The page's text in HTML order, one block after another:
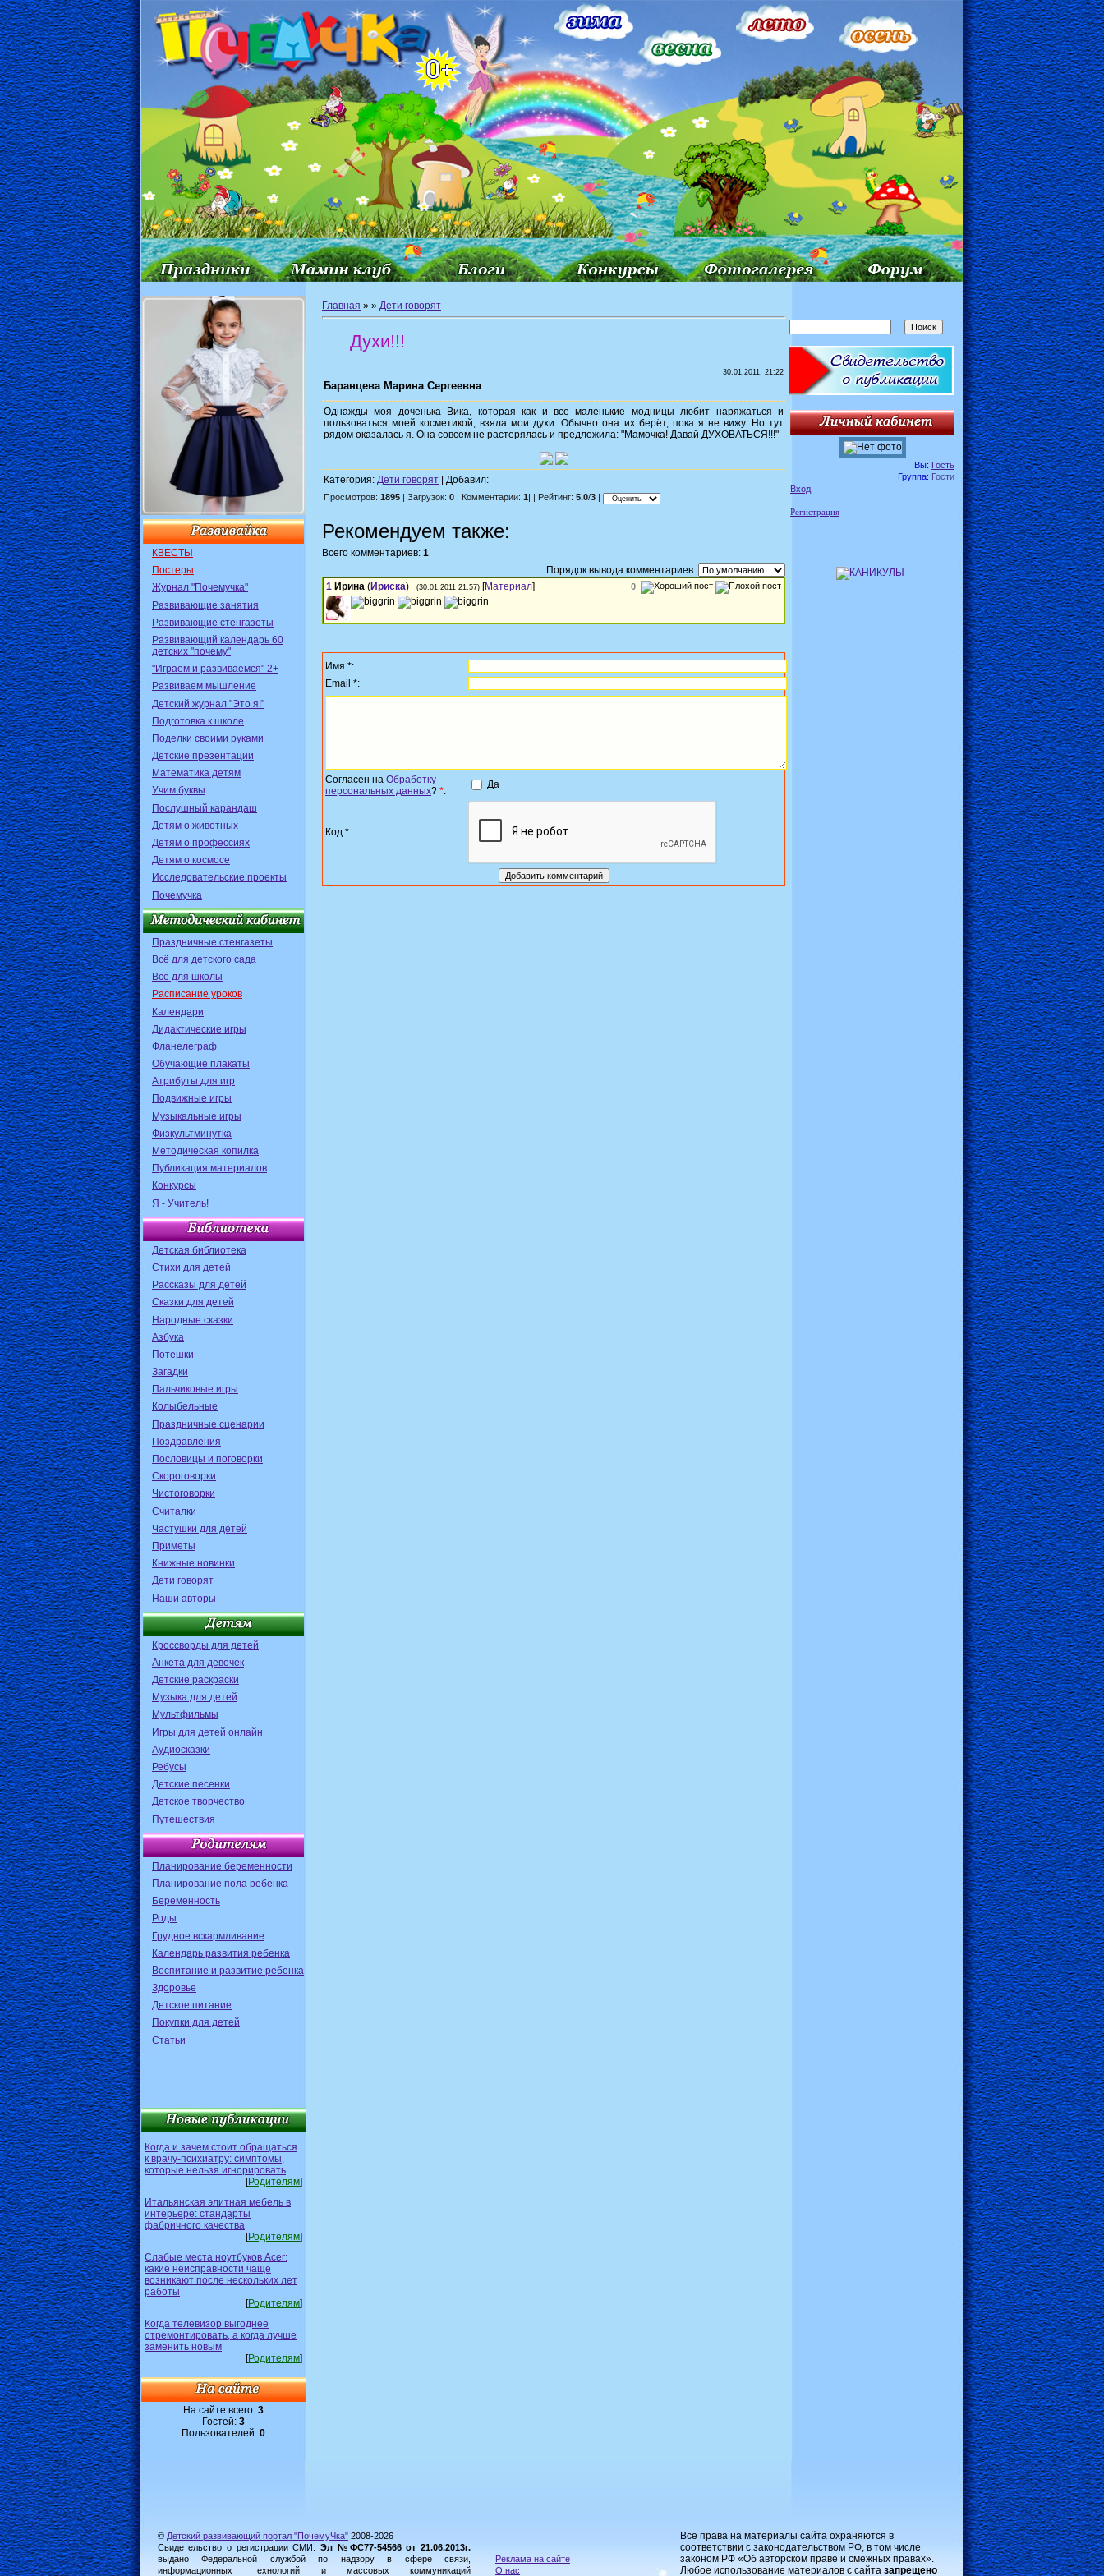
КВЕСТЫ
Постеры
Журнал "Почемучка"
Развивающие занятия
Развивающие стенгазеты
Развивающий календарь 60
детских "почему"
"Играем и развиваемся" 2+
Развиваем мышление
Детский журнал "Это я!"
Подготовка к школе
Поделки своими руками
Детские презентации
Математика детям
Учим буквы
Послушный карандаш
Детям о животных
Детям о профессиях
Детям о космосе
Исследовательские проекты
Почемучка
Праздничные стенгазеты
Всё для детского сада
Всё для школы
Расписание уроков
Календари
Дидактические игры
Фланелеграф
Обучающие плакаты
Атрибуты для игр
Подвижные игры
Музыкальные игры
Физкультминутка
Методическая копилка
Публикация материалов
Конкурсы
Я - Учитель!
Детская библиотека
Стихи для детей
Рассказы для детей
Сказки для детей
Народные сказки
Азбука
Потешки
Загадки
Пальчиковые игры
Колыбельные
Праздничные сценарии
Поздравления
Пословицы и поговорки
Скороговорки
Чистоговорки
Считалки
Частушки для детей
Приметы
Книжные новинки
Дети говорят
Наши авторы
Кроссворды для детей
Анкета для девочек
Детские раскраски
Музыка для детей
Мультфильмы
Игры для детей онлайн
Аудиосказки
Ребусы
Детские песенки
Детское творчество
Путешествия
Планирование беременности
Планирование пола ребенка
Беременность
Роды
Грудное вскармливание
Календарь развития ребенка
Воспитание и развитие ребенка
Здоровье
Детское питание
Покупки для детей
Статьи
Когда и зачем стоит обращаться
к врачу-психиатру: симптомы,
которые нельзя игнорировать
[Родителям]
Итальянская элитная мебель в
интерьере: стандарты
фабричного качества
[Родителям]
Слабые места ноутбуков Acer:
какие неисправности чаще
возникают после нескольких лет
работы
[Родителям]
Когда телевизор выгоднее
отремонтировать, а когда лучше
заменить новым
[Родителям]
На сайте всего: 3
Гостей: 3
Пользователей: 0
Главная » » Дети говорят
Духи!!!
30.01.2011, 21:22
Баранцева Марина Сергеевна
Однажды моя доченька Вика, которая как и все маленькие модницы любит наряжаться и
пользоваться моей косметикой, взяла мои духи. Обычно она их берёт, пока я не вижу. Но тут
рядом оказалась я. Она совсем не растерялась и предложила: "Мамочка! Давай ДУХОВАТЬСЯ!!!"
Категория: Дети говорят | Добавил:
Просмотров: 1895 | Загрузок: 0 | Комментарии: 1 | | Рейтинг: 5.0/3
Рекомендуем также:
Всего комментариев: 1
Порядок вывода комментариев:
0
1 Ирина (Ириска) (30.01.2011 21:57) [Материал]
Имя *:
Email *:
Согласен на Обработку
персональных данных? *:
Да
Код *:
Вы: Гость
Группа: Гости
Вход
Регистрация
© Детский развивающий портал "ПочемуЧка" 2008-2026
Свидетельство о регистрации СМИ: Эл №ФС77-54566 от 21.06.2013г.
выдано Федеральной службой по надзору в сфере связи,
информационных технологий и массовых коммуникаций
Реклама на сайте
О нас
Все права на материалы сайта охраняются в
соответствии с законодательством РФ, в том числе
законом РФ «Об авторском праве и смежных правах».
Любое использование материалов с сайта запрещено